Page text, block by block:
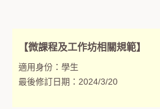
【微課程及工作坊相關規範】
適用身份： 學生
最後修訂日期： 2024/3/20